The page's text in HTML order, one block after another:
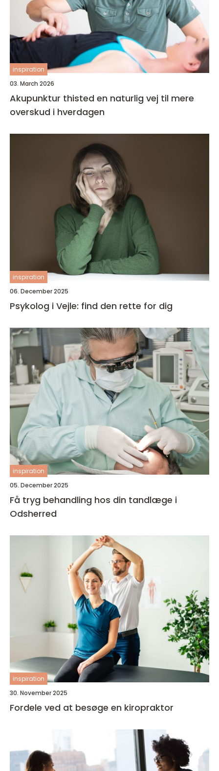
inspiration
03. March 2026
Akupunktur thisted en naturlig vej til mere
overskud i hverdagen
inspiration
06. December 2025
Psykolog i Vejle: find den rette for dig
inspiration
05. December 2025
Få tryg behandling hos din tandlæge i
Odsherred
inspiration
30. November 2025
Fordele ved at besøge en kiropraktor